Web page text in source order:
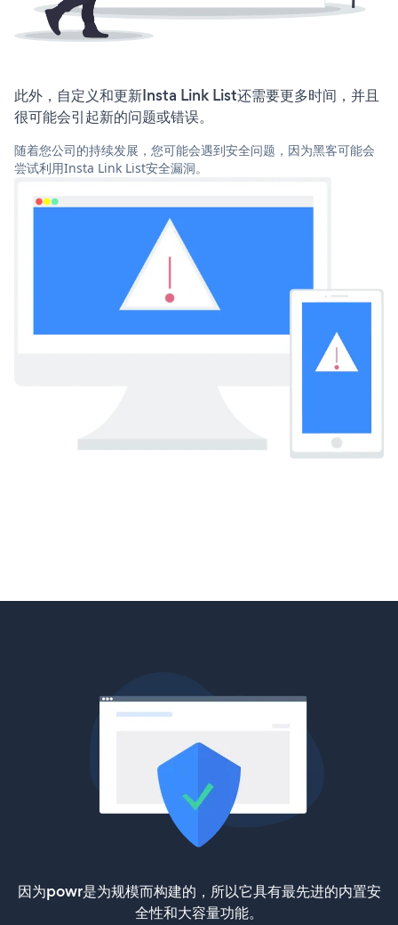
此外，自定义和更新Insta Link List还需要更多时间，并且
很可能会引起新的问题或错误。
随着您公司的持续发展，您可能会遇到安全问题，因为黑客可能会
尝试利用Insta Link List安全漏洞。
因为powr是为规模而构建的，所以它具有最先进的内置安
全性和大容量功能。